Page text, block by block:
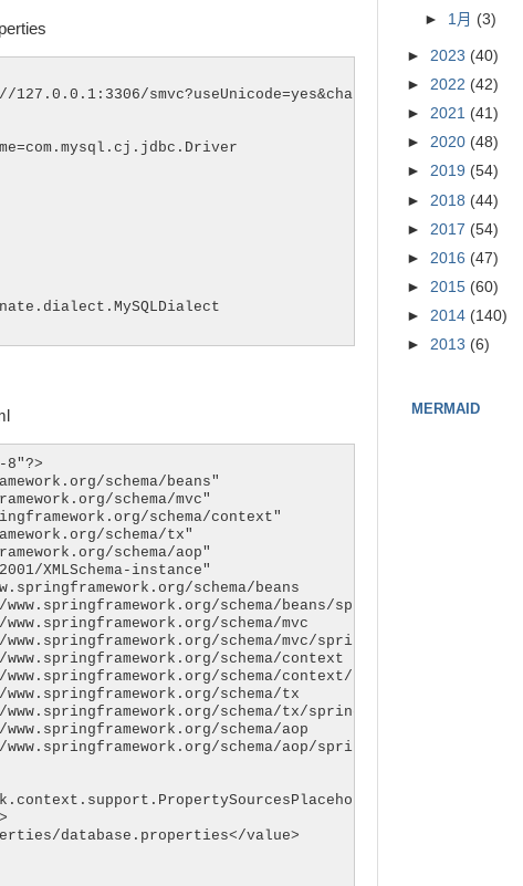
smvc?useUnicode=yes&characterEncoding=UTF-8
8"?>
schema/beans"
schema/mvc"
schema/context"
schema/tx"
schema/aop"
XMLSchema-instance"
schema/beans
schema/beans/spring-beans.xsd
schema/mvc
schema/mvc/spring-mvc.xsd
schema/context
schema/context/spring-context.xsd
schema/tx
schema/tx/spring-tx.xsd
schema/aop
schema/aop/spring-aop.xsd">
database.properties</value>
► 1月 (3)
► 2023 (40)
► 2022 (42)
► 2021 (41)
► 2020 (48)
► 2019 (54)
► 2018 (44)
► 2017 (54)
► 2016 (47)
► 2015 (60)
► 2014 (140)
► 2013 (6)
MERMAID